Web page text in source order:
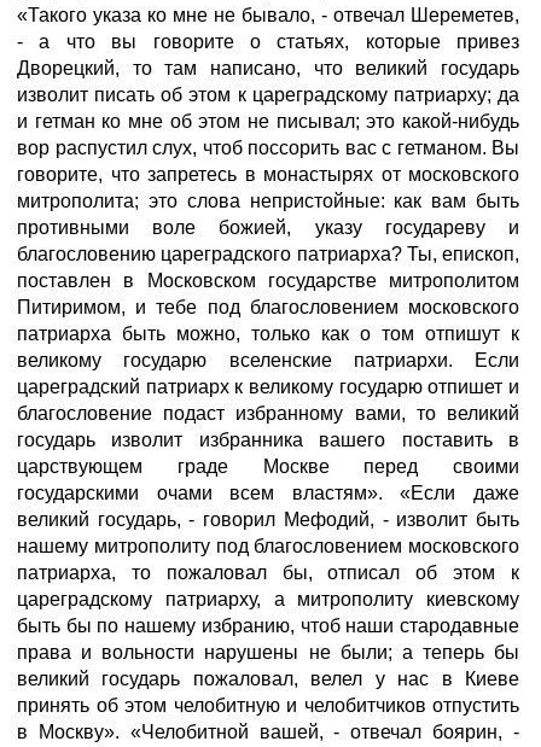
«Такого указа ко мне не бывало, - отвечал Шереметев,
- а что вы говорите о статьях, которые привез
Дворецкий, то там написано, что великий государь
изволит писать об этом к цареградскому патриарху; да
и гетман ко мне об этом не писывал; это какой-нибудь
вор распустил слух, чтоб поссорить вас с гетманом. Вы
говорите, что запретесь в монастырях от московского
митрополита; это слова непристойные: как вам быть
противными воле божией, указу государеву и
благословению цареградского патриарха? Ты, епископ,
поставлен в Московском государстве митрополитом
Питиримом, и тебе под благословением московского
патриарха быть можно, только как о том отпишут к
великому государю вселенские патриархи. Если
цареградский патриарх к великому государю отпишет и
благословение подаст избранному вами, то великий
государь изволит избранника вашего поставить в
царствующем граде Москве перед своими
государскими очами всем властям». «Если даже
великий государь, - говорил Мефодий, - изволит быть
нашему митрополиту под благословением московского
патриарха, то пожаловал бы, отписал об этом к
цареградскому патриарху, а митрополиту киевскому
быть бы по нашему избранию, чтоб наши стародавные
права и вольности нарушены не были; а теперь бы
великий государь пожаловал, велел у нас в Киеве
принять об этом челобитную и челобитчиков отпустить
в Москву». «Челобитной вашей, - отвечал боярин, -